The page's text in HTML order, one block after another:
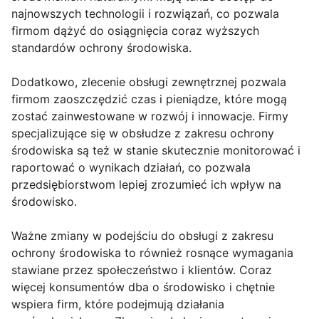
najnowszych technologii i rozwiązań, co pozwala
firmom dążyć do osiągnięcia coraz wyższych
standardów ochrony środowiska.
Dodatkowo, zlecenie obsługi zewnętrznej pozwala
firmom zaoszczędzić czas i pieniądze, które mogą
zostać zainwestowane w rozwój i innowacje. Firmy
specjalizujące się w obsłudze z zakresu ochrony
środowiska są też w stanie skutecznie monitorować i
raportować o wynikach działań, co pozwala
przedsiębiorstwom lepiej zrozumieć ich wpływ na
środowisko.
Ważne zmiany w podejściu do obsługi z zakresu
ochrony środowiska to również rosnące wymagania
stawiane przez społeczeństwo i klientów. Coraz
więcej konsumentów dba o środowisko i chętnie
wspiera firm, które podejmują działania